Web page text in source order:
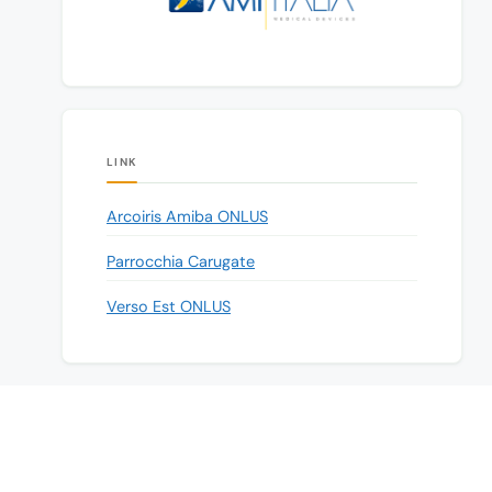
LINK
Arcoiris Amiba ONLUS
Parrocchia Carugate
Verso Est ONLUS